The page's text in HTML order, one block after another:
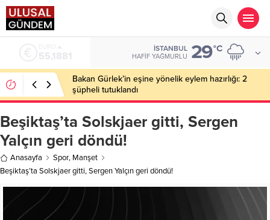
55,1881
İSTANBUL
HAFIF YAĞMURLU 29°C
Bakan Gürlek’in eşine yönelik eylem hazırlığı: 2
şüpheli tutuklandı
Beşiktaş’ta Solskjaer gitti, Sergen
Yalçın geri döndü!
Anasayfa Spor, Manşet
Beşiktaş’ta Solskjaer gitti, Sergen Yalçın geri döndü!